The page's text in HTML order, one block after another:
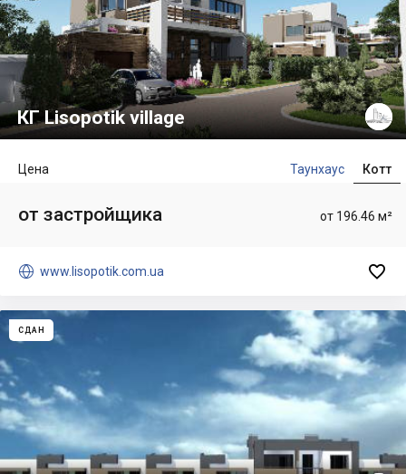
КГ Lisopotik village
Таунхаус Котт
Цена
от 196.46 м²
от застройщика
 www.lisopotik.com.ua 
СДАН